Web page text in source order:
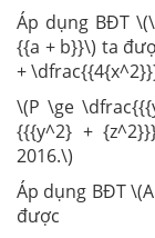
Áp dụng BĐT
{{a + b}}\) ta
+
\(P \ge
{{{y^2} +
2016.\)
Áp dụng BĐT
được